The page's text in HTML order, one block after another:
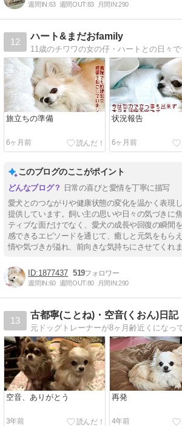
週間IN:63 週間OUT:83 月間IN:290
12
ハート&まだおfamily
11歳のチワワの女の仔・ハートとの日々で
旅立ちの準備
6ヶ月前
状況報告
6ヶ月前
このブログのここがポイント
日常の喜びと愛情を丁寧に描写
愛犬とのつながりや健康状態の変化を温かく表現
提供しています。飼い主の思いや日々の気づきに
ティブな面だけでなく、愛犬の成長や回復の瞬間
感できるエピソードを通じて、癒しと元気をもら
情や気づきが溢れ、前向きな気持ちにさせてくれま
1877437 519
週間IN:60 週間OUT:80 月間IN:290
13
古都寧(ことね)・空音(くおん)日記
空音、ありがとう
3年前
再発
4年前